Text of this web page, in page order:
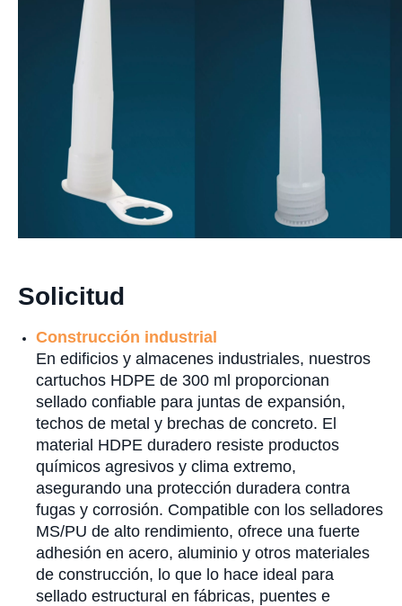
Solicitud
Construcción industrial
En edificios y almacenes industriales, nuestros
cartuchos HDPE de 300 ml proporcionan
sellado confiable para juntas de expansión,
techos de metal y brechas de concreto. El
material HDPE duradero resiste productos
químicos agresivos y clima extremo,
asegurando una protección duradera contra
fugas y corrosión. Compatible con los selladores
MS/PU de alto rendimiento, ofrece una fuerte
adhesión en acero, aluminio y otros materiales
de construcción, lo que lo hace ideal para
sellado estructural en fábricas, puentes e